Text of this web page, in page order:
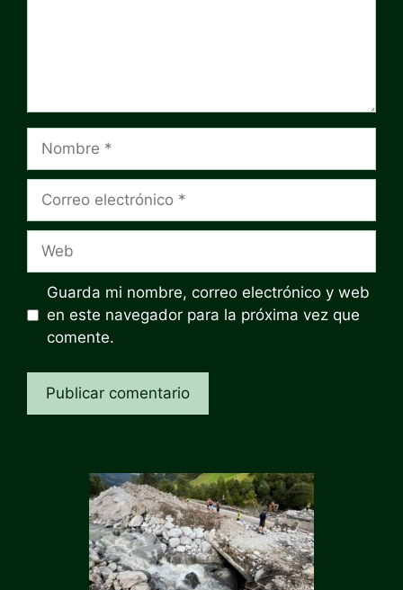
Nombre
Correo
Web
Guarda mi nombre, correo electrónico y web
en este navegador para la próxima vez que
comente.